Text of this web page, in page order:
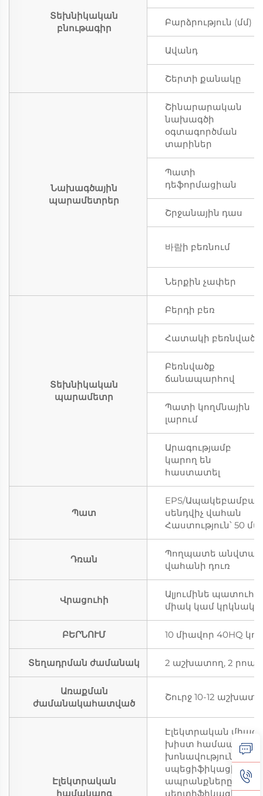
Տեխնիկական
բնութագիր
Բարձրություն (մմ)
Ավանդ
Շերտի քանակը
Նախագծային
պարամետրեր
Շինարարական
նախագծի
օգտագործման
տարիներ
Պատի
դեֆորմացիան
Շրջանային դաս
바람ի բեռնում
Ներքին չափեր
Տեխնիկական
պարամետր
Բերդի բեռ
Հատակի բեռնվածք
Բեռնվածք
ճանապարհով
Պատի կողմնային
լարում
Արագությամբ
կարող են
հաստատել
Պատ
EPS/
սենդվիչ վահան
Հաստություն՝ 50 մմ
Դռան
Պողպատե
վահանի դուռ
Վրացուհի
Ալյումինե
միակ կամ
ԲԵՐՆՈՒՄ 10 միավոր 40HQ
Տեղադրման ժամանակ 2 աշխատող, 2 րոպե
Առաքման
ժամանակահատված
Շուրջ 10-12
Էլեկտրական
համակարգ
Էլեկտրական
խիստ
խոնավությունից
ապրանքները
սերտիֆիկացիային։